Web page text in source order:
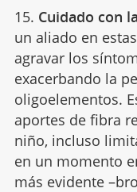
15. Cuidado con
un aliado en
agravar los
exacerbando la
oligoelementos.
aportes de fibra
niño, incluso
en un momento
más evidente